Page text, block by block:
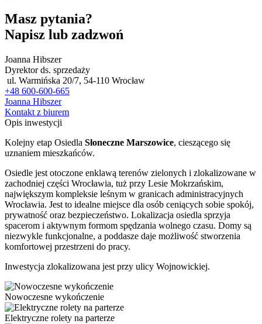
Masz pytania?
Napisz lub zadzwoń
Joanna Hibszer
Dyrektor ds. sprzedaży
ul. Warmińska 20/7, 54-110 Wrocław
+48 600-600-665
Joanna Hibszer
Kontakt z biurem
Opis inwestycji
Kolejny etap Osiedla Słoneczne Marszowice, cieszącego się
uznaniem mieszkańców.
Osiedle jest otoczone enklawą terenów zielonych i zlokalizowane w
zachodniej części Wrocławia, tuż przy Lesie Mokrzańskim,
największym kompleksie leśnym w granicach administracyjnych
Wrocławia. Jest to idealne miejsce dla osób ceniących sobie spokój,
prywatność oraz bezpieczeństwo. Lokalizacja osiedla sprzyja
spacerom i aktywnym formom spędzania wolnego czasu. Domy są
niezwykle funkcjonalne, a poddasze daje możliwość stworzenia
komfortowej przestrzeni do pracy.
Inwestycja zlokalizowana jest przy ulicy Wojnowickiej.
Nowoczesne wykończenie
Elektryczne rolety na parterze